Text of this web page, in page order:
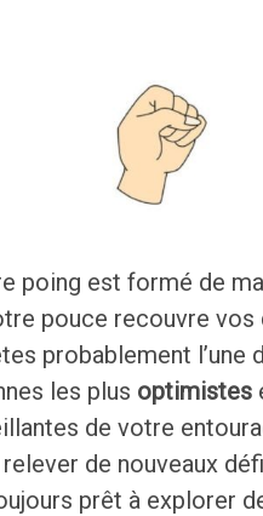
poing est formé de
pouce recouvre vos
probablement l’une
les plus optimistes
de votre
de nouveaux
prêt à explorer